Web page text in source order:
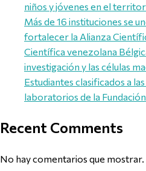
niños y jóvenes en el
Más de 16 instituciones se
fortalecer la Alianza
Científica venezolana
investigación y las células
Estudiantes clasificados a
laboratorios de la
Recent Comments
No hay comentarios que mostrar.